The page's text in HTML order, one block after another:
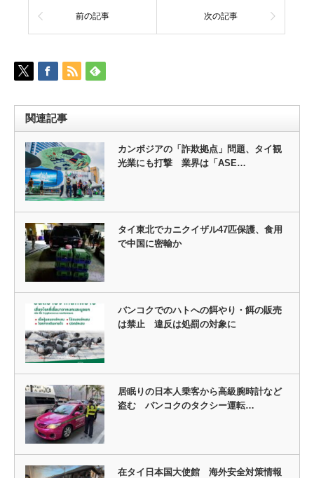
前の記事 次の記事
関連記事
カンボジアの「詐欺拠点」問題、タイ観
光業にも打撃 業界は「ASE…
タイ東北でカニクイザル47匹保護、食用
で中国に密輸か
バンコクでのハトへの餌やり・餌の販売
は禁止 違反は処罰の対象に
居眠りの日本人乗客から高級腕時計など
盗む バンコクのタクシー運転…
在タイ日本国大使館 海外安全対策情報